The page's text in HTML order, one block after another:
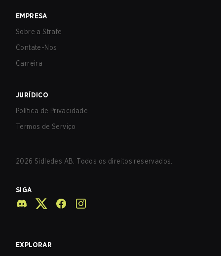
EMPRESA
Sobre a Strafe
Contate-Nos
Carreira
JURÍDICO
Política de Privacidade
Termos de Serviço
2026 Sidledes AB. Todos os direitos reservados.
SIGA
EXPLORAR